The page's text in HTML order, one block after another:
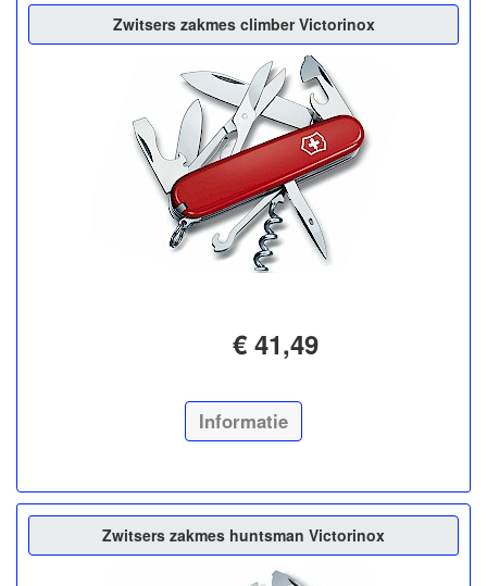
Zwitsers zakmes climber Victorinox
€ 41,49
Informatie
Zwitsers zakmes huntsman Victorinox